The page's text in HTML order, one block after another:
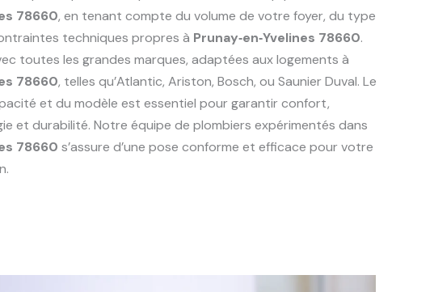
78660, en tenant compte du volume de votre foyer, du type
techniques propres à Prunay‑en‑Yvelines 78660.
toutes les grandes marques, adaptées aux logements à
78660, telles qu’Atlantic, Ariston, Bosch, ou Saunier Duval. Le
et du modèle est essentiel pour garantir confort,
et durabilité. Notre équipe de plombiers expérimentés dans
78660 s’assure d’une pose conforme et efficace pour votre